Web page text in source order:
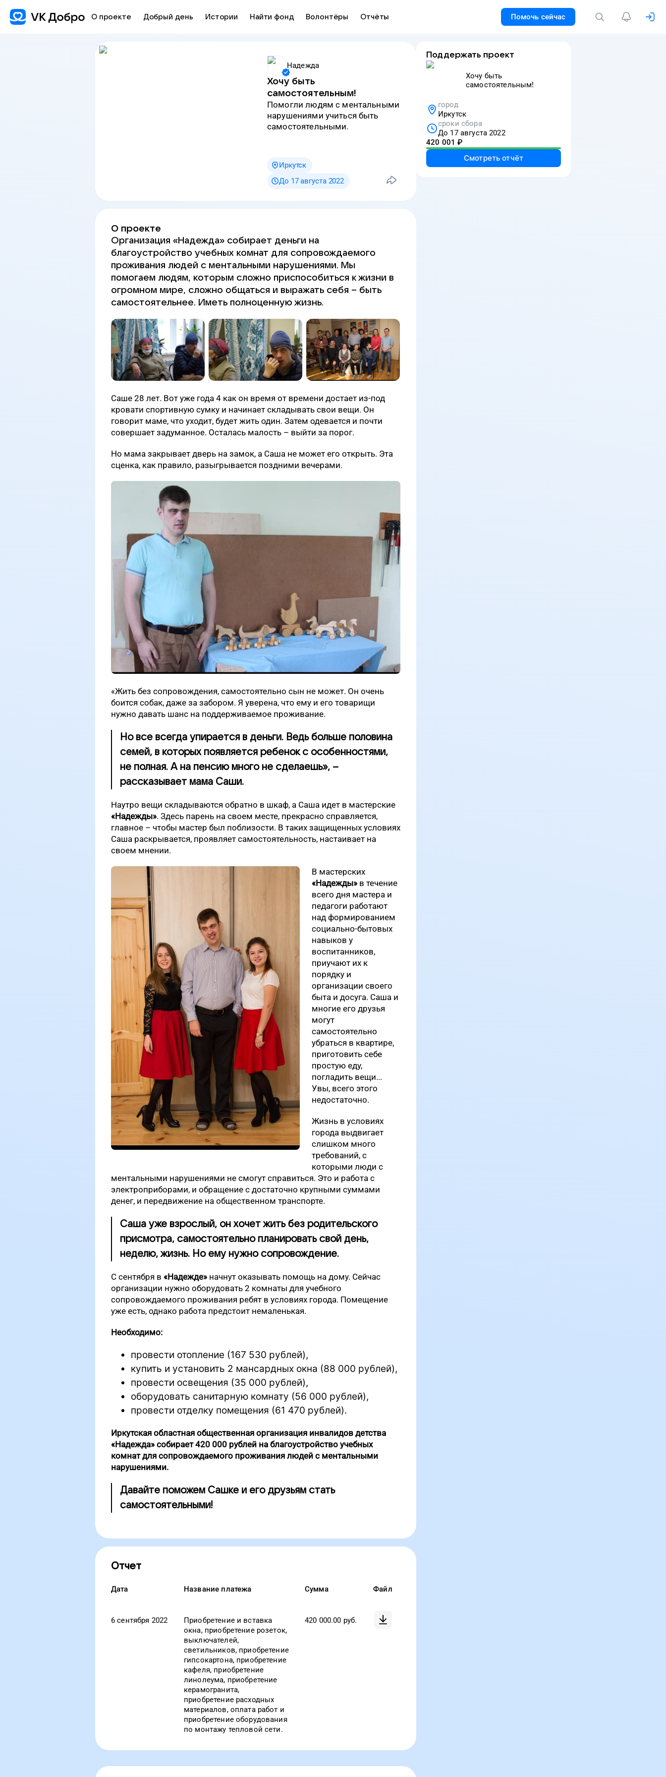
О проекте Добрый день Истории Найти фонд Волонтёры Отчёты Помочь сейчас
Надежда
Хочу быть
самостоятельным!
Помогли людям с ментальными
нарушениями учиться быть
самостоятельными.
Иркутск
До 17 августа 2022
О проекте
Организация «Надежда» собирает деньги на
благоустройство учебных комнат для сопровождаемого
проживания людей с ментальными нарушениями. Мы
помогаем людям, которым сложно приспособиться к жизни в
огромном мире, сложно общаться и выражать себя – быть
самостоятельнее. Иметь полноценную жизнь.
Саше 28 лет. Вот уже года 4 как он время от времени достает из-под
кровати спортивную сумку и начинает складывать свои вещи. Он
говорит маме, что уходит, будет жить один. Затем одевается и почти
совершает задуманное. Осталась малость – выйти за порог.
Но мама закрывает дверь на замок, а Саша не может его открыть. Эта
сценка, как правило, разыгрывается поздними вечерами.
«Жить без сопровождения, самостоятельно сын не может. Он очень
боится собак, даже за забором. Я уверена, что ему и его товарищи
нужно давать шанс на поддерживаемое проживание.
Но все всегда упирается в деньги. Ведь больше половина
семей, в которых появляется ребенок с особенностями,
не полная. А на пенсию много не сделаешь», –
рассказывает мама Саши.
Наутро вещи складываются обратно в шкаф, а Саша идет в мастерские
«Надежды». Здесь парень на своем месте, прекрасно справляется,
главное – чтобы мастер был поблизости. В таких защищенных условиях
Саша раскрывается, проявляет самостоятельность, настаивает на
своем мнении.
В мастерских
«Надежды» в течение
всего дня мастера и
педагоги работают
над формированием
социально-бытовых
навыков у
воспитанников,
приучают их к
порядку и
организации своего
быта и досуга. Саша и
многие его друзья
могут
самостоятельно
убраться в квартире,
приготовить себе
простую еду,
погладить вещи...
Увы, всего этого
недостаточно.
Жизнь в условиях
города выдвигает
слишком много
требований, с
которыми люди с
ментальными нарушениями не смогут справиться. Это и работа с
электроприборами, и обращение с достаточно крупными суммами
денег, и передвижение на общественном транспорте.
Саша уже взрослый, он хочет жить без родительского
присмотра, самостоятельно планировать свой день,
неделю, жизнь. Но ему нужно сопровождение.
С сентября в «Надежде» начнут оказывать помощь на дому. Сейчас
организации нужно оборудовать 2 комнаты для учебного
сопровождаемого проживания ребят в условиях города. Помещение
уже есть, однако работа предстоит немаленькая.
Необходимо:
провести отопление (167 530 рублей),
купить и установить 2 мансардных окна (88 000 рублей),
провести освещения (35 000 рублей),
оборудовать санитарную комнату (56 000 рублей),
провести отделку помещения (61 470 рублей).
Иркутская областная общественная организация инвалидов детства
«Надежда» собирает 420 000 рублей на благоустройство учебных
комнат для сопровождаемого проживания людей с ментальными
нарушениями.
Давайте поможем Сашке и его друзьям стать
самостоятельными!
Отчет
Дата Название платежа Сумма Файл
6 сентября 2022
Приобретение и вставка
окна, приобретение розеток,
выключателей,
светильников, приобретение
гипсокартона, приобретение
кафеля, приобретение
линолеума, приобретение
керамогранита,
приобретение расходных
материалов, оплата работ и
приобретение оборудования
по монтажу тепловой сети.
420 000.00 руб.
Поддержать проект
Хочу быть
самостоятельным!
город
Иркутск
сроки сбора
До 17 августа 2022
420 001 ₽
Смотреть отчёт